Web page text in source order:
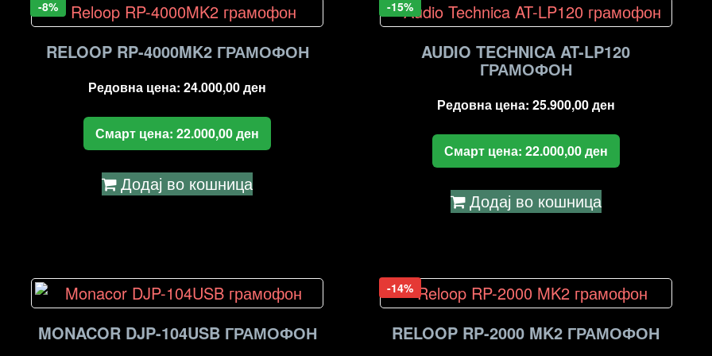
-8%
RELOOP RP-4000MK2 ГРАМОФОН
Редовна цена:24.000,00ден
Смарт цена:22.000,00ден
Додај во кошница
-15%
AUDIO TECHNICA AT-LP120
ГРАМОФОН
Редовна цена: 25.900,00ден
Смарт цена: 22.000,00ден
Додај во кошница
MONACOR DJP-104USB ГРАМОФОН
-14%
RELOOP RP-2000 MK2 ГРАМОФОН